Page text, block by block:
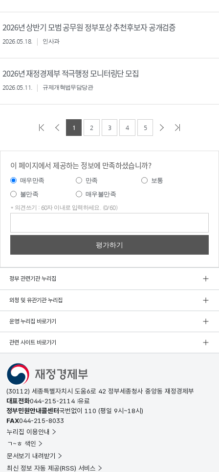
2026년 상반기 모범 공무원 정부포상 추천후보자 공개검증
2026.05.18. 인사과
2026년 재정경제부 적극행정 모니터링단 모집
2026.05.11. 규제개혁법무담당관
1 2 3 4 5
이 페이지에서 제공하는 정보에 만족하셨습니까?
매우만족 만족
보통
불만족
매우불만족
* 의견쓰기 : 60자 이내로 입력하세요. (0/60)
정부 관련기관 누리집
외청 및 유관기관 누리집
운영 누리집 바로가기
관련 사이트 바로가기
(30112) 세종특별자치시 도움6로 42 정부세종청사 중앙동 재정경제부
대표전화044-215-2114 유료
정부민원안내콜센터국번없이 110 (평일 9시~18시)
FAX044-215-8033
누리집 이용안내
ㄱ~ㅎ 색인
문서보기 내려받기
최신 정보 자동 제공(RSS) 서비스